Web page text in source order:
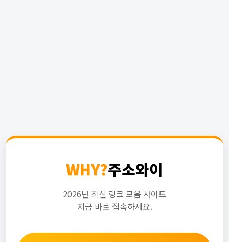
WHY?주소와이
2026년 최신 링크 모음 사이트
지금 바로 접속하세요.